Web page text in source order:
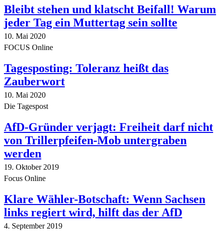
Bleibt stehen und klatscht Beifall! Warum
jeder Tag ein Muttertag sein sollte
10. Mai 2020
FOCUS Online
Tagesposting: Toleranz heißt das
Zauberwort
10. Mai 2020
Die Tagespost
AfD-Gründer verjagt: Freiheit darf nicht
von Trillerpfeifen-Mob untergraben
werden
19. Oktober 2019
Focus Online
Klare Wähler-Botschaft: Wenn Sachsen
links regiert wird, hilft das der AfD
4. September 2019